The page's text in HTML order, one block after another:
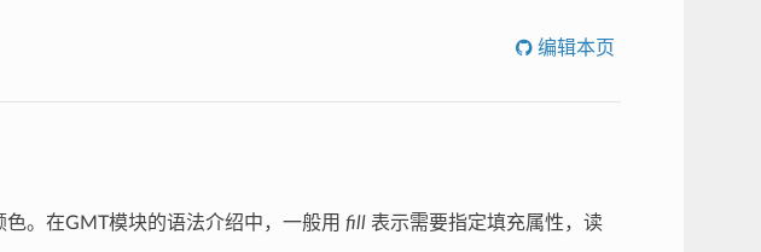
编辑本页
。在GMT模块的语法介绍中，一般用 fill表示需要指定填充属性，读